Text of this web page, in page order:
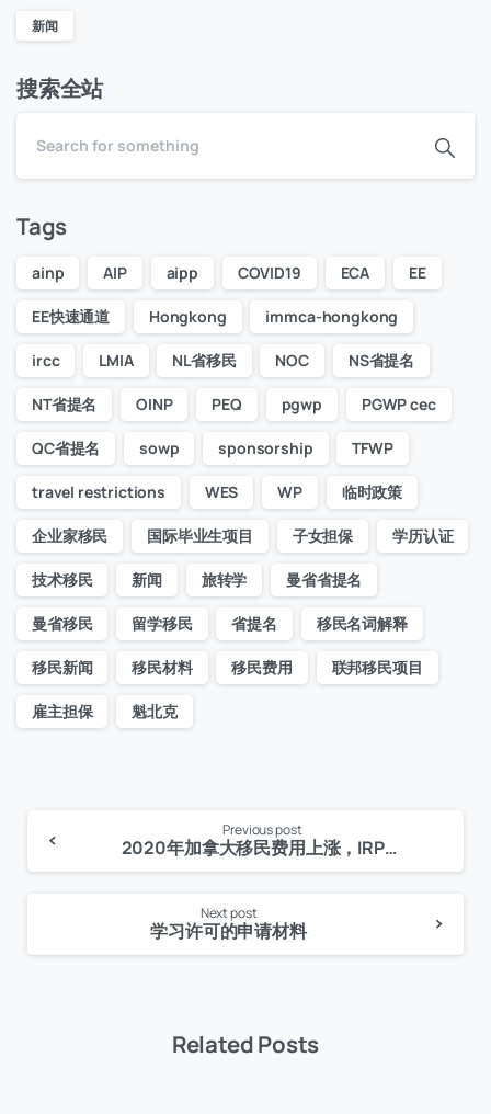
新闻
搜索全站
Tags
ainp AIP aipp COVID19 ECA EE
EE快速通道 Hongkong immca-hongkong
ircc LMIA NL省移民 NOC NS省提名
NT省提名 OINP PEQ pgwp PGWP cec
QC省提名 sowp sponsorship TFWP
travel restrictions WES WP 临时政策
企业家移民 国际毕业生项目 子女担保 学历认证
技术移民 新闻 旅转学 曼省省提名
曼省移民 留学移民 省提名 移民名词解释
移民新闻 移民材料 移民费用 联邦移民项目
雇主担保 魁北克
Continue
Reading
Previous post
2020年加拿大移民费用上涨，IRPR2020修正案内容
Next post
学习许可的申请材料
Related Posts